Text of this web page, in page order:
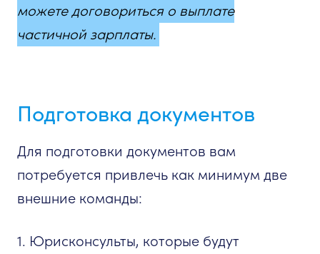
можете договориться о выплате
частичной зарплаты.
Подготовка документов
Для подготовки документов вам
потребуется привлечь как минимум две
внешние команды:
1. Юрисконсульты, которые будут